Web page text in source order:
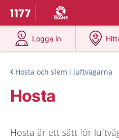
Till startsidan för 1177
Du har valt region
Logga in
på 1177.se
Hosta och slem i luftvägarna
Hosta
Hosta är ett sätt för